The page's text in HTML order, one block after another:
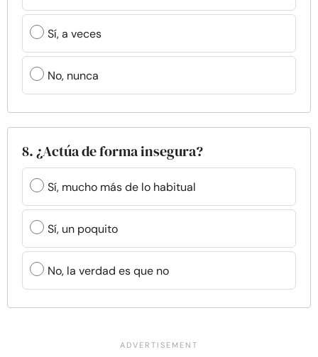
Sí, a veces
No, nunca
8. ¿Actúa de forma insegura?
Sí, mucho más de lo habitual
Sí, un poquito
No, la verdad es que no